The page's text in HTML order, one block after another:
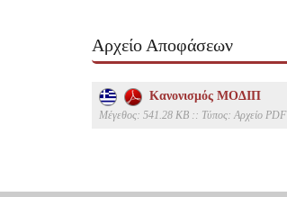
Αρχείο Αποφάσεων
Κανονισμός ΜΟΔΙΠ
Mέγεθος: 541.28 KB :: Τύπος: Αρχείο PDF